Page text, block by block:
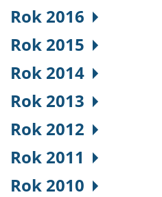
Rok 2016
Rok 2015
Rok 2014
Rok 2013
Rok 2012
Rok 2011
Rok 2010